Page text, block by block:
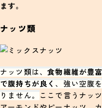
ます。
ナッツ類
ナッツ類は、食物繊維が豊富
で腹持ちが良く 、強い空腹
りません。 ここで言うナッ